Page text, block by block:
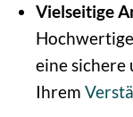
Vielseitige
eine
Ihrem